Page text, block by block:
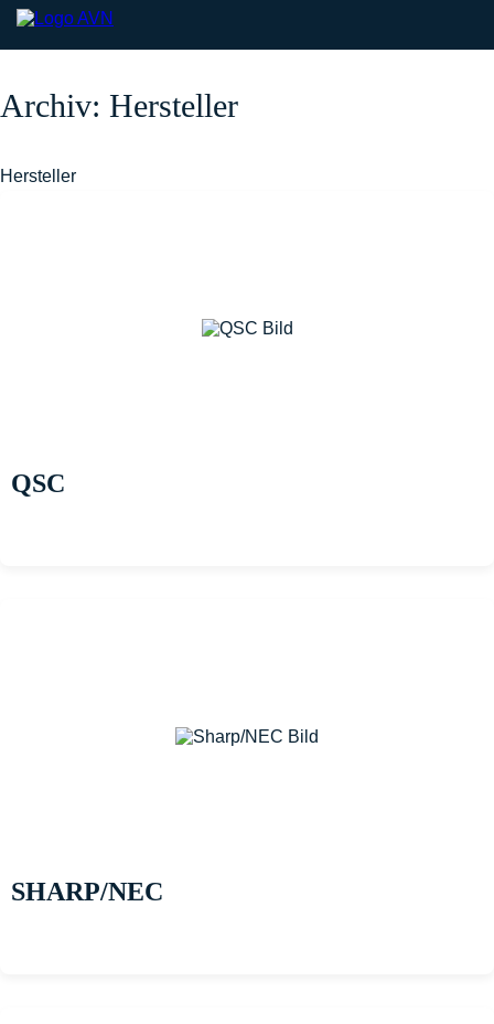
Archiv: Hersteller
Hersteller
QSC
SHARP/NEC